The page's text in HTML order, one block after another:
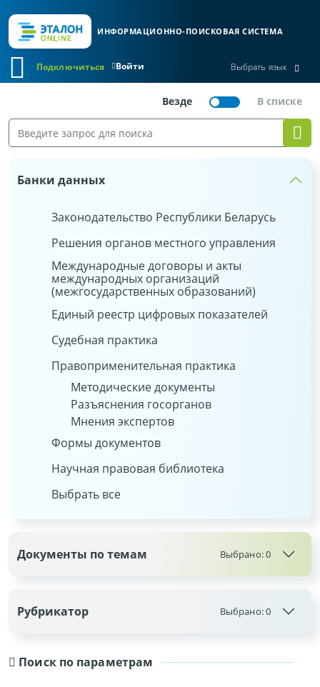
ИНФОРМАЦИОННО-ПОИСКОВАЯ СИСТЕМА
Войти
Подключиться Выбрать язык
Поиск по параметрам
Банки данных
Законодательство Республики Беларусь
Решения органов местного управления
Международные договоры и акты
международных организаций
(межгосударственных образований)
Единый реестр цифровых показателей
Судебная практика
Правоприменительная практика
Методические документы
Разъяснения госорганов
Мнения экспертов
Формы документов
Научная правовая библиотека
Выбрать все
Документы по темам Выбрано:0
Рубрикатор Выбрано:0